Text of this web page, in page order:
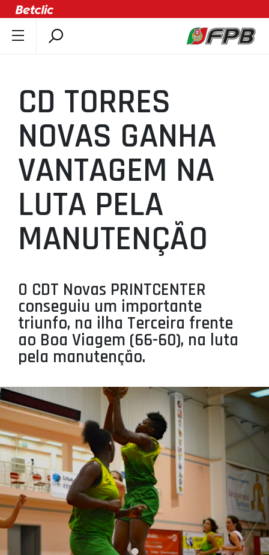
ÚLTIMAS
COMPETIÇÕES
ASSOCIAÇÕES
CLUBES
AGENTES
SELEÇÕES
MINIBASQUETE
PROJETOS
LIGA BETCLIC MASCULINA
LIGA BETCLIC FEMININA
CD TORRES
NOVAS GANHA
VANTAGEM NA
LUTA PELA
MANUTENÇÃO
O CDT Novas PRINTCENTER
conseguiu um importante
triunfo, na ilha Terceira frente
ao Boa Viagem (66-60), na luta
pela manutenção.